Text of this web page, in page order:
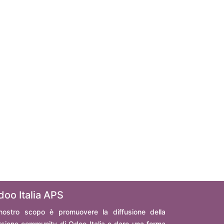
Italia APS
scopo è promuovere la diffusione della